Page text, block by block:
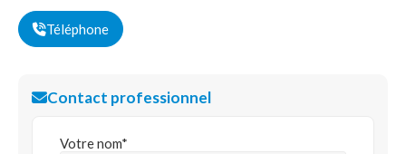
Téléphone
Contact professionnel
Votre nom*